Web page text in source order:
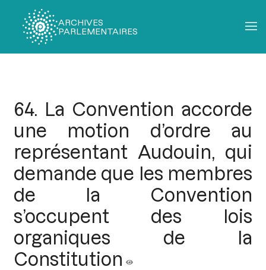
ARCHIVES
PARLEMENTAIRES
64. La Convention accorde
une motion d’ordre au
représentant Audouin, qui
demande que les membres
de la Convention
s’occupent des lois
organiques de la
Constitution